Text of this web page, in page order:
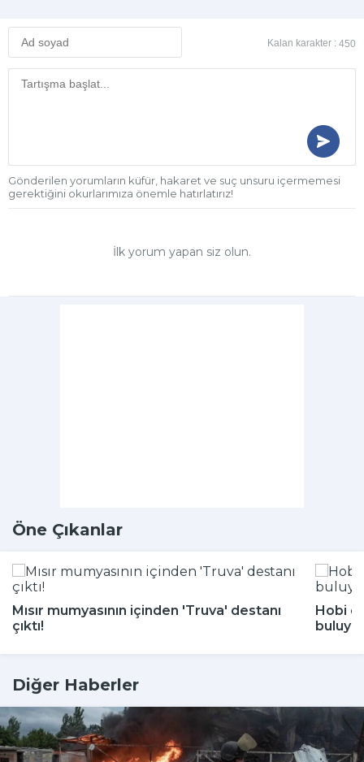
Kalan karakter : 450
Gönderilen yorumların küfür, hakaret ve suç unsuru içermemesi
gerektiğini okurlarımıza önemle hatırlatırız!
İlk yorum yapan siz olun.
Öne Çıkanlar
Mısır mumyasının içinden 'Truva' destanı
çıktı!
Hobi
Diğer Haberler